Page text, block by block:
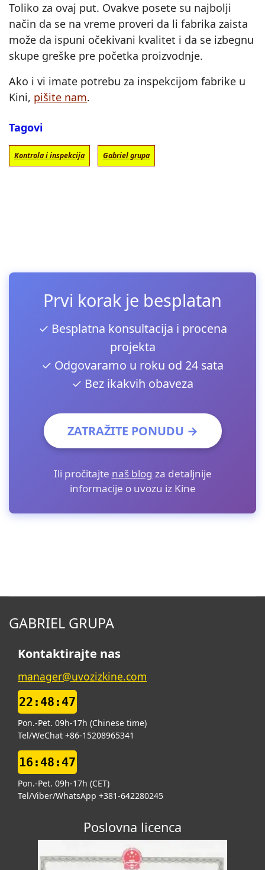
Toliko za ovaj put. Ovakve posete su najbolji
način da se na vreme proveri da li fabrika zaista
može da ispuni očekivani kvalitet i da se izbegnu
skupe greške pre početka proizvodnje.
Ako i vi imate potrebu za inspekcijom fabrike u
Kini, pišite nam.
Tagovi
Kontrola i inspekcija Gabriel grupa
Prvi korak je besplatan
✓ Besplatna konsultacija i procena
projekta
✓ Odgovaramo u roku od 24 sata
✓ Bez ikakvih obaveza
ZATRAŽITE PONUDU →
Ili pročitajte naš blog za detaljnije
informacije o uvozu iz Kine
GABRIEL GRUPA
Kontaktirajte nas
manager@uvozizkine.com
22:48:48
Pon.-Pet. 09h-17h (Chinese time)
Tel/WeChat +86-15208965341
16:48:48
Pon.-Pet. 09h-17h (CET)
Tel/Viber/WhatsApp +381-642280245
Poslovna licenca